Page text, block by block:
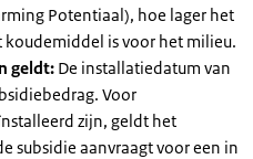
Potentiaal), hoe lager het
koudemiddel is voor het milieu.
geldt: De installatiedatum van
Voor
zijn, geldt het
subsidie aanvraagt voor een in